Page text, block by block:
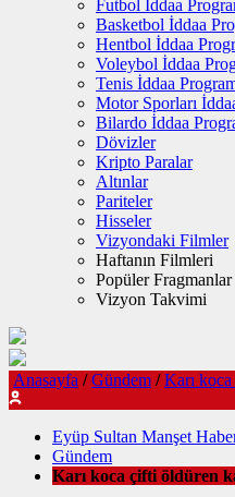
Futbol İddaa
Basketbol İddaa
Hentbol İddaa
Voleybol İddaa
Tenis İddaa
Motor Sporları
Bilardo İddaa
Dövizler
Kripto Paralar
Altınlar
Pariteler
Hisseler
Vizyondaki Filmler
Haftanın Filmleri
Popüler Fragmanlar
Vizyon Takvimi
Anasayfa / Gündem / Karı
Eyüp Sultan Manşet
Gündem
Karı koca çifti öldüren